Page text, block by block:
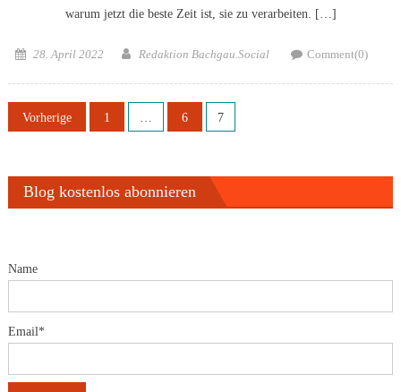
warum jetzt die beste Zeit ist, sie zu verarbeiten. […]
Posted
28. April 2022 Author
Redaktion Bachgau.Social Comment(0)
Seitennummerierung
Beiträge
Vorherige 1 … 6 7
Blog kostenlos abonnieren
Name
Email*